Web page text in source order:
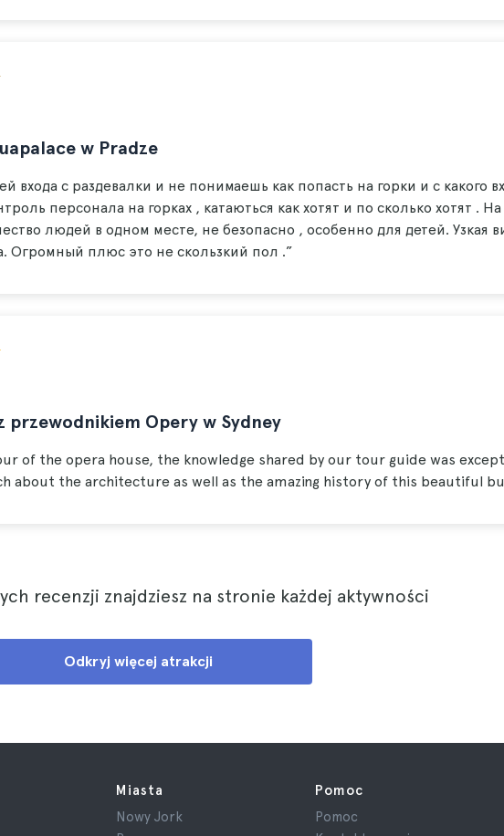
w Pradze
входа с раздевалки и не понимаешь как попасть на горки и с какого
персонала на горках , катаються как хотят и по сколько хотят .
людей в одном месте, не безопасно , особенно для детей. Узкая
Огромный плюс это не скользкий пол .”
przewodnikiem Opery w Sydney
of the opera house, the knowledge shared by our tour guide was
about the architecture as well as the amazing history of this beautiful
recenzji znajdziesz na stronie każdej aktywności
Odkryj więcej atrakcji
Miasta
Nowy Jork
Pomoc
Pomoc